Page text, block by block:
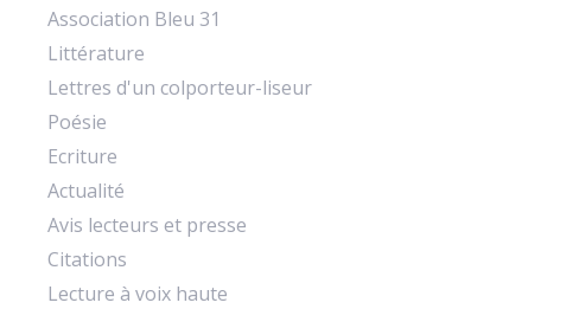
Association Bleu 31
Littérature
Lettres d'un colporteur-liseur
Poésie
Ecriture
Actualité
Avis lecteurs et presse
Citations
Lecture à voix haute